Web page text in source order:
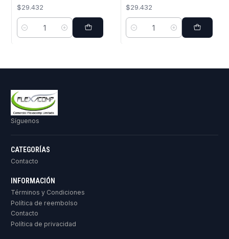
$29.432
Cantidad
$29.432
Cantidad
Síguenos
CATEGORÍAS
Contacto
INFORMACIÓN
Términos y Condiciones
Política de reembolso
Contacto
Política de privacidad